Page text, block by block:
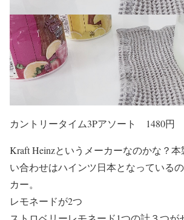
カントリータイム3Pアソート 1480円
Kraft Heinzというメーカーなのかな？
い合わせはハインツ日本となっている
カー。
レモネードが2つ